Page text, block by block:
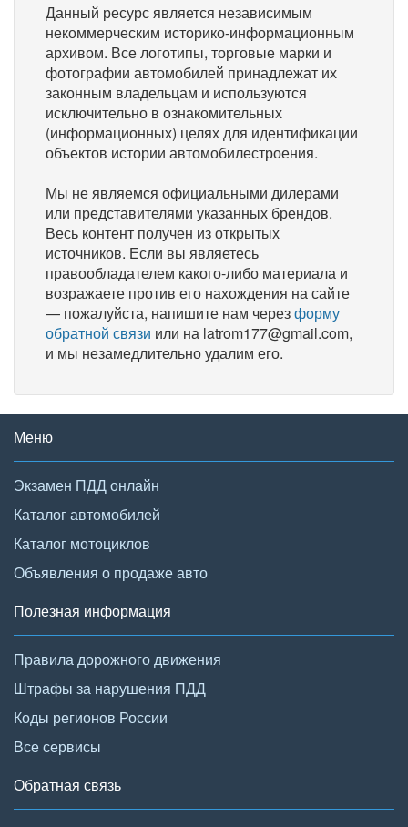
Данный ресурс является независимым
некоммерческим историко-информационным
архивом. Все логотипы, торговые марки и
фотографии автомобилей принадлежат их
законным владельцам и используются
исключительно в ознакомительных
(информационных) целях для идентификации
объектов истории автомобилестроения.
Мы не являемся официальными дилерами
или представителями указанных брендов.
Весь контент получен из открытых
источников. Если вы являетесь
правообладателем какого-либо материала и
возражаете против его нахождения на сайте
— пожалуйста, напишите нам черезформу
обратной связи или на latrom177@gmail.com,
и мы незамедлительно удалим его.
Меню
Экзамен ПДД онлайн
Каталог автомобилей
Каталог мотоциклов
Объявления о продаже авто
Полезная информация
Правила дорожного движения
Штрафы за нарушения ПДД
Коды регионов России
Все сервисы
Обратная связь